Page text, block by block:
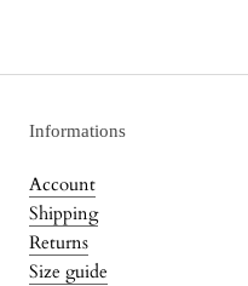
Informations
Account
Shipping
Returns
Size guide